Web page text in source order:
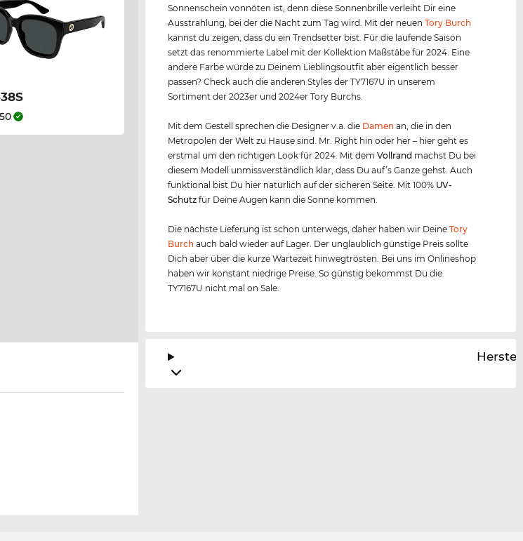
Sonnenschein vonnöten ist, denn diese Sonnenbrille verleiht Dir eine
Ausstrahlung, bei der die Nacht zum Tag wird. Mit der neuenTory Burch
kannst du zeigen, dass du ein Trendsetter bist. Für die laufende Saison
setzt das renommierte Label mit der Kollektion Maßstäbe für 2024. Eine
andere Farbe würde zu Deinem Lieblingsoutfit aber eigentlich besser
passen? Check auch die anderen Styles der TY7167U in unserem
Sortiment der 2023er und 2024er Tory Burchs.
Mit dem Gestell sprechen die Designer v.a. die Damen an, die in den
Metropolen der Welt zu Hause sind. Mr. Right hin oder her – hier geht es
erstmal um den richtigen Look für 2024. Mit demVollrand machst Du bei
diesem Modell unmissverständlich klar, dass Du auf’s Ganze gehst. Auch
funktional bist Du hier natürlich auf der sicheren Seite. Mit 100% UV-
Schutz für Deine Augen kann die Sonne kommen.
Die nächste Lieferung ist schon unterwegs, daher haben wir DeineTory
Burch auch bald wieder auf Lager. Der unglaublich günstige Preis sollte
Dich aber über die kurze Wartezeit hinwegtrösten. Bei uns im Onlineshop
haben wir konstant niedrige Preise. So günstig bekommst Du die
TY7167U nicht mal on Sale.